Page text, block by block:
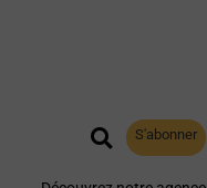
S'abonner